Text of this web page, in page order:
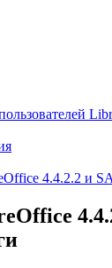
4.4.2.2 и